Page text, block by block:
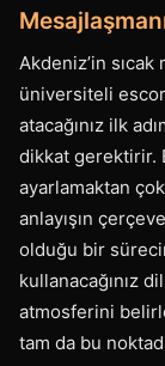
Akdeniz’in
üniversiteli
atacağınız ilk
dikkat gerektirir.
ayarlamaktan çok
anlayışın
olduğu bir
kullanacağınız
atmosferini
tam da bu